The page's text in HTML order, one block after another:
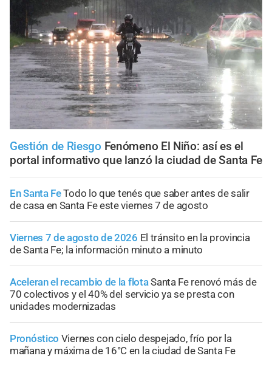
Gestión de Riesgo Fenómeno El Niño: así es el
portal informativo que lanzó la ciudad de Santa Fe
En Santa FeTodo lo que tenés que saber antes de salir
de casa en Santa Fe este viernes 7 de agosto
Viernes 7 de agosto de 2026 El tránsito en la provincia
de Santa Fe; la información minuto a minuto
Aceleran el recambio de la flotaSanta Fe renovó más de
70 colectivos y el 40% del servicio ya se presta con
unidades modernizadas
Pronóstico Viernes con cielo despejado, frío por la
mañana y máxima de 16°C en la ciudad de Santa Fe